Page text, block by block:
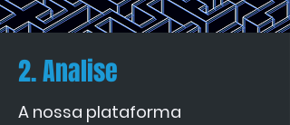
2. Analise
A nossa plataforma